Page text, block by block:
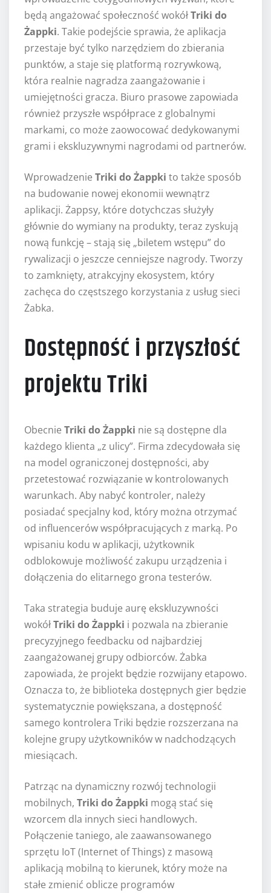
będą angażować społeczność wokółTriki do
Żappki. Takie podejście sprawia, że aplikacja
przestaje być tylko narzędziem do zbierania
punktów, a staje się platformą rozrywkową,
która realnie nagradza zaangażowanie i
umiejętności gracza. Biuro prasowe zapowiada
również przyszłe współprace z globalnymi
markami, co może zaowocować dedykowanymi
grami i ekskluzywnymi nagrodami od partnerów.
Wprowadzenie Triki do Żappki to także sposób
na budowanie nowej ekonomii wewnątrz
aplikacji. Żappsy, które dotychczas służyły
głównie do wymiany na produkty, teraz zyskują
nową funkcję – stają się „biletem wstępu” do
rywalizacji o jeszcze cenniejsze nagrody. Tworzy
to zamknięty, atrakcyjny ekosystem, który
zachęca do częstszego korzystania z usług sieci
Żabka.
Dostępność i przyszłość
projektu Triki
Obecnie Triki do Żappki nie są dostępne dla
każdego klienta „z ulicy”. Firma zdecydowała się
na model ograniczonej dostępności, aby
przetestować rozwiązanie w kontrolowanych
warunkach. Aby nabyć kontroler, należy
posiadać specjalny kod, który można otrzymać
od influencerów współpracujących z marką. Po
wpisaniu kodu w aplikacji, użytkownik
odblokowuje możliwość zakupu urządzenia i
dołączenia do elitarnego grona testerów.
Taka strategia buduje aurę ekskluzywności
wokółTriki do Żappki i pozwala na zbieranie
precyzyjnego feedbacku od najbardziej
zaangażowanej grupy odbiorców. Żabka
zapowiada, że projekt będzie rozwijany etapowo.
Oznacza to, że biblioteka dostępnych gier będzie
systematycznie powiększana, a dostępność
samego kontrolera Triki będzie rozszerzana na
kolejne grupy użytkowników w nadchodzących
miesiącach.
Patrząc na dynamiczny rozwój technologii
mobilnych, Triki do Żappki mogą stać się
wzorcem dla innych sieci handlowych.
Połączenie taniego, ale zaawansowanego
sprzętu IoT (Internet of Things) z masową
aplikacją mobilną to kierunek, który może na
stałe zmienić oblicze programów